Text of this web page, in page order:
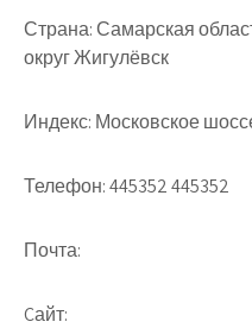
Страна: Самарская
округ Жигулёвск
Индекс: Московское
Телефон: 445352 445352
Почта:
Cайт: